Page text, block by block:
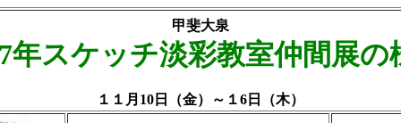
甲斐大泉
年スケッチ淡彩教室仲間展の
１１月10日（金）～１6日（木）